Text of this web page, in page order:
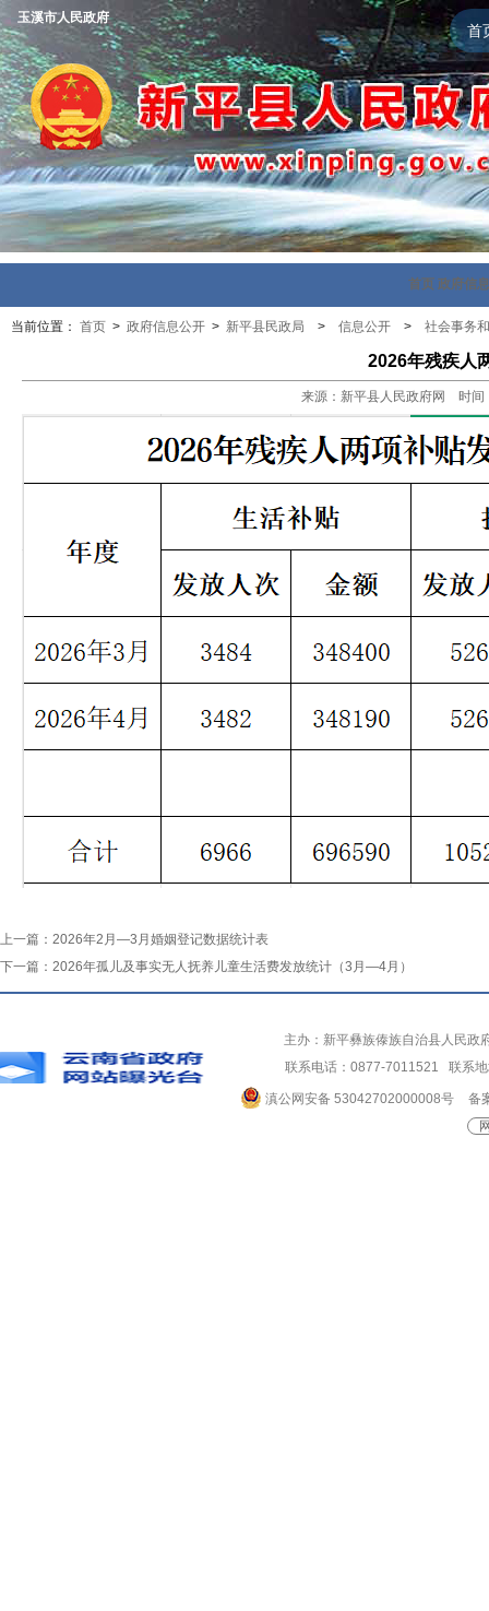
首
玉溪市人民政府
首页 政府信
当前位置： 首页 > 政府信息公开 > 新平县民政局 > 信息公开 > 社会事务
2026年残疾人
来源：新平县人民政府网 时
上一篇： 2026年2月—3月婚姻登记数据统计表
下一篇： 2026年孤儿及事实无人抚养儿童生活费发放统计（3月—4月）
主办：新平彝族傣族自治县人民
联系电话：0877-7011521 联系
滇公网安备 53042702000008号
备